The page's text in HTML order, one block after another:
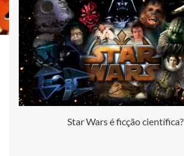
Star Wars é ficção científica?